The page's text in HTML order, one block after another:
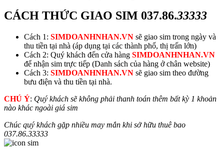
CÁCH THỨC GIAO SIM 037.86.33333
Cách 1: SIMDOANHNHAN.VN sẽ giao sim trong ngày và
thu tiền tại nhà (áp dụng tại các thành phố, thị trấn lớn)
Cách 2: Quý khách đến cửa hàng SIMDOANHNHAN.VN
để nhận sim trực tiếp (Danh sách của hàng ở chân website)
Cách 3: SIMDOANHNHAN.VN sẽ giao sim theo đường
bưu điện và thu tiền tại nhà.
CHÚ Ý: Quý khách sẽ không phải thanh toán thêm bất kỳ 1 khoản
nào khác ngoài giá sim
Chúc quý khách gặp nhiều may mắn khi sở hữu thuê bao
037.86.33333